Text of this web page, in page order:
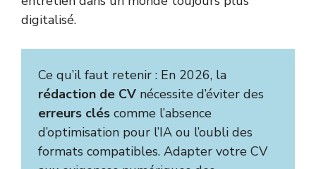
digitalisé.
Ce qu’il faut retenir : En 2026, la
rédaction de CV nécessite d’éviter des
erreurs clés comme l’absence
d’optimisation pour l’IA ou l’oubli des
formats compatibles. Adapter votre CV